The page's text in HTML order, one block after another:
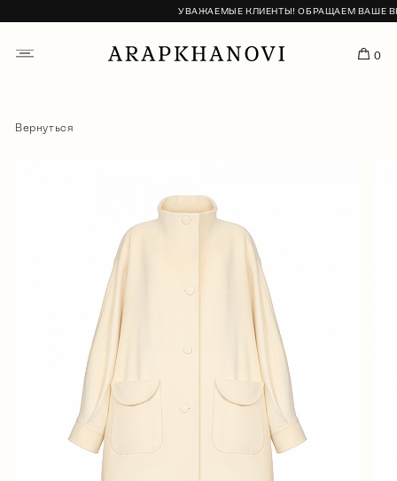
УВАЖАЕМЫЕ КЛИЕНТЫ! ОБРАЩАЕМ ВАШЕ
0
Вернуться